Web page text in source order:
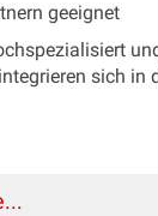
geeignet
sich in